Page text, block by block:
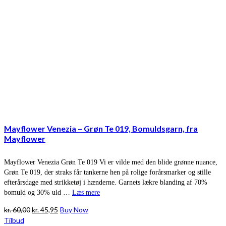
Mayflower Venezia – Grøn Te 019, Bomuldsgarn, fra
Mayflower
Mayflower Venezia Grøn Te 019 Vi er vilde med den blide grønne nuance,
Grøn Te 019, der straks får tankerne hen på rolige forårsmarker og stille
efterårsdage med strikketøj i hænderne. Garnets lækre blanding af 70%
bomuld og 30% uld … Læs mere
kr.60,00Den
kr.45,95 Den
Buy Now
Tilbud